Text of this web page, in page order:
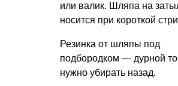
или валик. Шляпа на
носится при короткой
Резинка от шляпы под
подбородком — дурной
нужно убирать назад.